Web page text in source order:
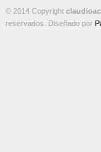
© 2014 Copyright
reservados. Diseñado por